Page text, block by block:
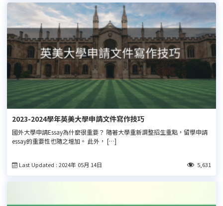
2023-2024學年英美大學申請文件寫作技巧
國外大學申請Essay為什麼很重要？ 隨著大學重新調整招生重點，留學申請
essay的重要性也隨之增加。 此外， […]
Last Updated : 2024年 05月 14日 5,631